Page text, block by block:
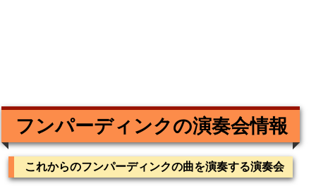
フンパーディンクの演奏会情報
これからのフンパーディンクの曲を演奏する演奏会